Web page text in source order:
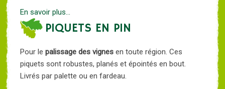
En savoir plus...
PIQUETS EN PIN
Pour le palissage des vignes en toute région. Ces
piquets sont robustes, planés et épointés en bout.
Livrés par palette ou en fardeau.